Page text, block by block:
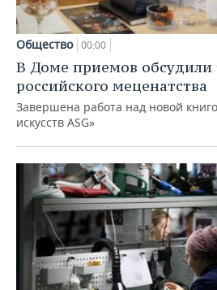
Общество 00:00
В Доме приемов обсудили
российского меценатства
Завершена работа над новой
искусств ASG»